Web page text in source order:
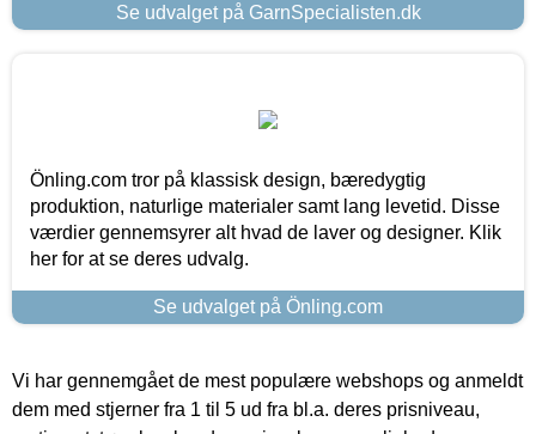
Se udvalget på GarnSpecialisten.dk
Önling.com tror på klassisk design, bæredygtig
produktion, naturlige materialer samt lang levetid. Disse
værdier gennemsyrer alt hvad de laver og designer. Klik
her for at se deres udvalg.
Se udvalget på Önling.com
Vi har gennemgået de mest populære webshops og anmeldt
dem med stjerner fra 1 til 5 ud fra bl.a. deres prisniveau,